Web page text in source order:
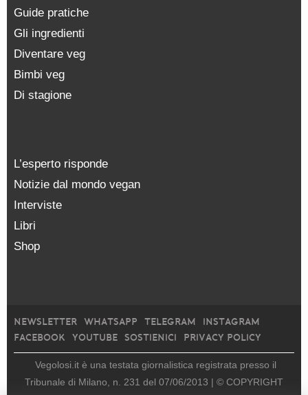
Guide pratiche
Gli ingredienti
Diventare veg
Bimbi veg
Di stagione
L’esperto risponde
Notizie dal mondo vegan
Interviste
Libri
Shop
NEWSLETTER WHATSAPP TELEGRAM
INSTAGRAM
FACEBOOK
YOUTUBE SOSTIENICI PRIVACY POLICY
Vegolosi.it è una testata giornalistica registrata presso il
Tribunale di Milano, n. 231 del 07/06/2013 | © COPYRIGHT